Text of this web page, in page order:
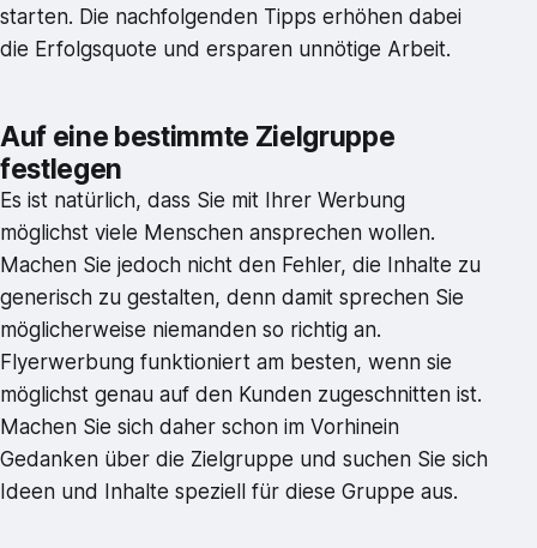
starten. Die nachfolgenden Tipps erhöhen dabei
die Erfolgsquote und ersparen unnötige Arbeit.
Auf eine bestimmte Zielgruppe
festlegen
Es ist natürlich, dass Sie mit Ihrer Werbung
möglichst viele Menschen ansprechen wollen.
Machen Sie jedoch nicht den Fehler, die Inhalte zu
generisch zu gestalten, denn damit sprechen Sie
möglicherweise niemanden so richtig an.
Flyerwerbung funktioniert am besten, wenn sie
möglichst genau auf den Kunden zugeschnitten ist.
Machen Sie sich daher schon im Vorhinein
Gedanken über die Zielgruppe und suchen Sie sich
Ideen und Inhalte speziell für diese Gruppe aus.